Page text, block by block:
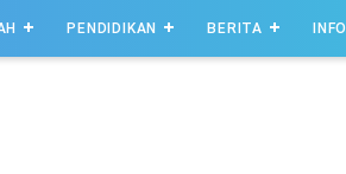
PENDIDIKAN BERITA INFO